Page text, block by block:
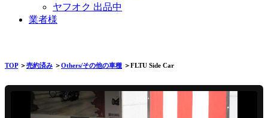
ヤフオク 出品中
業者様
TOP＞売約済み ＞Others/その他の車種 ＞FLTU Side Car